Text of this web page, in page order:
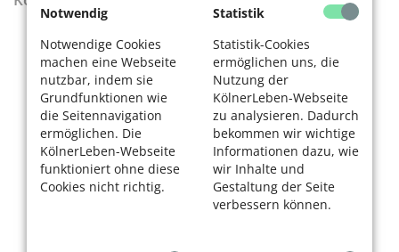
Notwendig
Notwendige Cookies
machen eine Webseite
nutzbar, indem sie
Grundfunktionen wie
die Seitennavigation
ermöglichen. Die
KölnerLeben-Webseite
funktioniert ohne diese
Cookies nicht richtig.
Statistik
Statistik-Cookies
ermöglichen uns, die
Nutzung der
KölnerLeben-Webseite
zu analysieren. Dadurch
bekommen wir wichtige
Informationen dazu, wie
wir Inhalte und
Gestaltung der Seite
verbessern können.